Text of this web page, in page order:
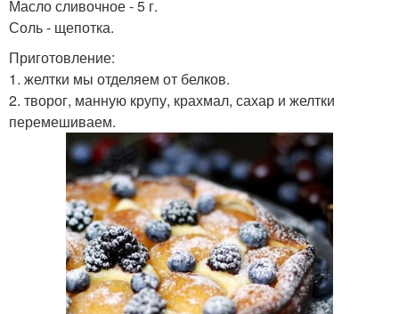
Масло сливочное - 5 г.
Соль - щепотка.
Приготовление:
1. желтки мы отделяем от белков.
2. творог, манную крупу, крахмал, сахар и желтки
перемешиваем.